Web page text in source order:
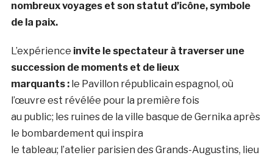
nombreux voyages et son statut d’icône, symbole
de la paix.
L’expérience invite le spectateur à traverser une
succession de moments et de lieux
marquants :le Pavillon républicain espagnol, où
l’œuvre est révélée pour la première fois
au public; les ruines de la ville basque de Gernika après
le bombardement qui inspira
le tableau; l’atelier parisien des Grands-Augustins, lieu